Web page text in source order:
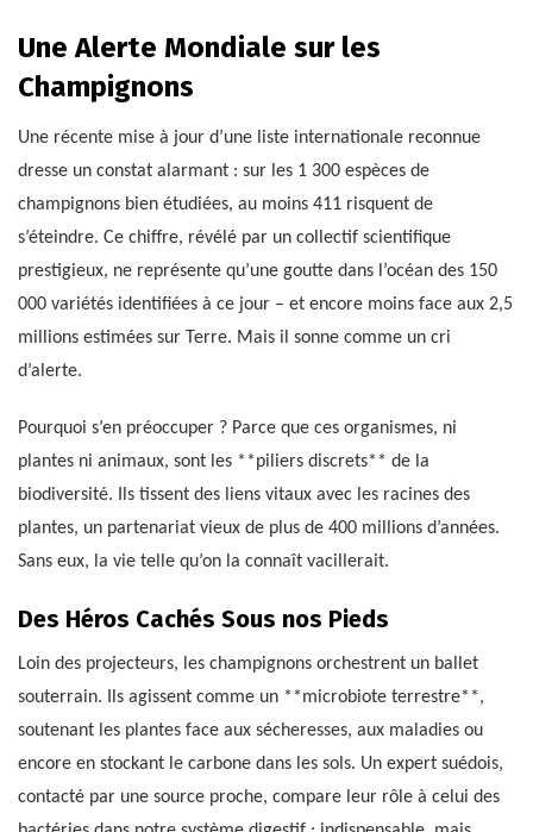
Une Alerte Mondiale sur les
Champignons
Une récente mise à jour d’une liste internationale reconnue
dresse un constat alarmant : sur les 1 300 espèces de
champignons bien étudiées, au moins 411 risquent de
s’éteindre. Ce chiffre, révélé par un collectif scientifique
prestigieux, ne représente qu’une goutte dans l’océan des 150
000 variétés identifiées à ce jour – et encore moins face aux 2,5
millions estimées sur Terre. Mais il sonne comme un cri
d’alerte.
Pourquoi s’en préoccuper ? Parce que ces organismes, ni
plantes ni animaux, sont les **piliers discrets** de la
biodiversité. Ils tissent des liens vitaux avec les racines des
plantes, un partenariat vieux de plus de 400 millions d’années.
Sans eux, la vie telle qu’on la connaît vacillerait.
Des Héros Cachés Sous nos Pieds
Loin des projecteurs, les champignons orchestrent un ballet
souterrain. Ils agissent comme un **microbiote terrestre**,
soutenant les plantes face aux sécheresses, aux maladies ou
encore en stockant le carbone dans les sols. Un expert suédois,
contacté par une source proche, compare leur rôle à celui des